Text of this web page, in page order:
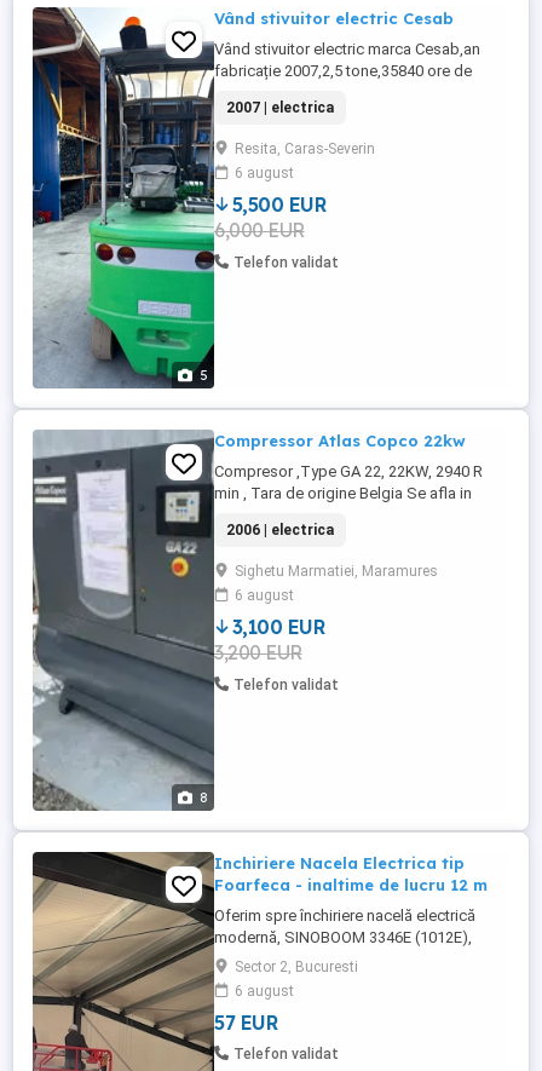
5
Vând stivuitor electric Cesab
Vând stivuitor electric marca Cesab,an
fabricație 2007,2,5 tone,35840 ore de
impecabil.Pret vanzare 5500 euro
negociabil
2007 | electrica
Resita, Caras-Severin
6 august
5,500 EUR
6,000 EUR
Telefon validat
8
Compressor Atlas Copco 22kw
Compresor ,Type GA 22, 22KW, 2940 R
min , Tara de origine Belgia Se afla in
multe detalii telefonic!
2006 | electrica
Sighetu Marmatiei, Maramures
6 august
3,100 EUR
3,200 EUR
Telefon validat
Inchiriere Nacela Electrica tip
Foarfeca - inaltime de lucru 12 m
Oferim spre închiriere nacelă electrică
modernă, SINOBOOM 3346E (1012E),
ideală pentru lucrări la înălțime în interior și
exterior (hale, spații comerciale, instalații,
mentenanță, construcții). Specificații
principale: Înălțime maximă de lucru: 12 m
Înălțime platformă: 10 m Capacitate
Sector 2, Bucuresti
6 august
57 EUR
Telefon validat